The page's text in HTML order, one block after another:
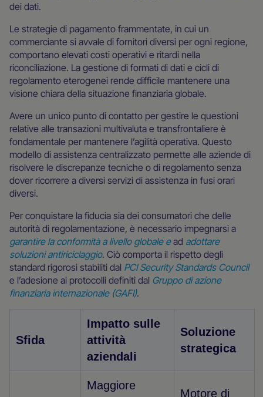
dei dati.
Le strategie di pagamento frammentate, in cui un
commerciante si avvale di fornitori diversi per ogni regione,
comportano elevati costi operativi e ritardi nella
riconciliazione. La gestione di formati di dati e cicli di
regolamento eterogenei rende difficile mantenere una
visione chiara della situazione finanziaria globale.
Avere un unico punto di contatto per gestire le questioni
relative alle transazioni multivaluta e transfrontaliere è
fondamentale per mantenere l’agilità operativa. Questo
modello di assistenza centralizzato permette alle aziende di
risolvere le discrepanze tecniche o di regolamento senza
dover ricorrere a diversi servizi di assistenza in fusi orari
diversi.
Per conquistare la fiducia sia dei consumatori che delle
autorità di regolamentazione, è necessario impegnarsi a
garantire la conformità a livello globale ead adottare
soluzioni antiriciclaggio. Ciò comporta il rispetto degli
standard rigorosi stabiliti dal PCI Security Standards Council
e l’adesione ai protocolli definiti dal Gruppo di azione
finanziaria internazionale (GAFI).
Sfida
Impatto sulle
attività
aziendali
Soluzione
strategica
Maggiore
Motore di